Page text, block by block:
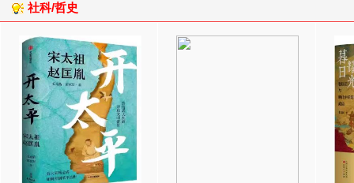
社科/哲史